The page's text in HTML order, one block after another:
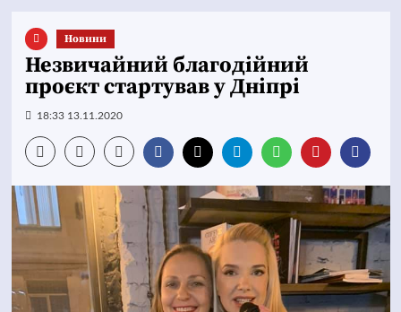
Новини
Незвичайний благодійний
проєкт стартував у Дніпрі
18:33 13.11.2020